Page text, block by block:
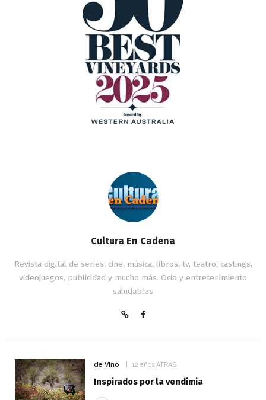
Cultura En Cadena
Revista digital de series, cine, música, libros, tv, teatro, castings,
videojuegos, publicidad y mucho más. Ocio y entretenimiento
saludables
de Vino 12 años ATRÁS
Inspirados por la vendimia